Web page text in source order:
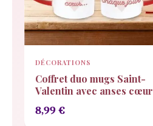
DÉCORATIONS
Coffret duo mugs Saint-
Valentin avec anses cœur
8,99€